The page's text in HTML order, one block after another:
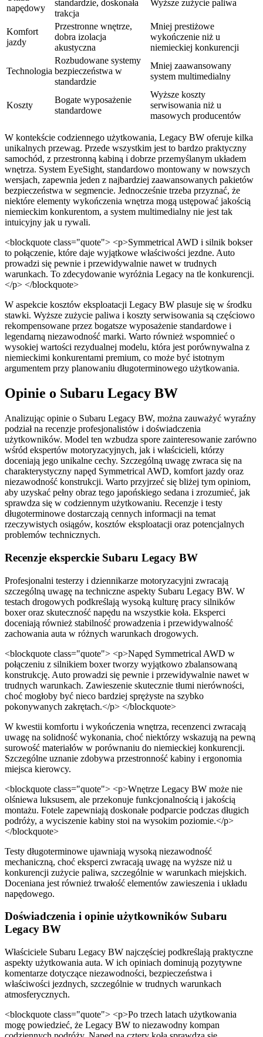
napędowy
standardzie, doskonała
trakcja
Wyższe zużycie paliwa
Komfort
jazdy
Przestronne wnętrze,
dobra izolacja
akustyczna
Mniej prestiżowe
wykończenie niż u
niemieckiej konkurencji
Technologia
Rozbudowane systemy
bezpieczeństwa w
standardzie
Mniej zaawansowany
system multimedialny
Koszty
Bogate wyposażenie
standardowe
Wyższe koszty
serwisowania niż u
masowych producentów
W kontekście codziennego użytkowania, Legacy BW oferuje kilka
unikalnych przewag. Przede wszystkim jest to bardzo praktyczny
samochód, z przestronną kabiną i dobrze przemyślanym układem
wnętrza. System EyeSight, standardowo montowany w nowszych
wersjach, zapewnia jeden z najbardziej zaawansowanych pakietów
bezpieczeństwa w segmencie. Jednocześnie trzeba przyznać, że
niektóre elementy wykończenia wnętrza mogą ustępować jakością
niemieckim konkurentom, a system multimedialny nie jest tak
intuicyjny jak u rywali.
<blockquote class="quote"> <p>Symmetrical AWD i silnik bokser
to połączenie, które daje wyjątkowe właściwości jezdne. Auto
prowadzi się pewnie i przewidywalnie nawet w trudnych
warunkach. To zdecydowanie wyróżnia Legacy na tle konkurencji.
</p> </blockquote>
W aspekcie kosztów eksploatacji Legacy BW plasuje się w środku
stawki. Wyższe zużycie paliwa i koszty serwisowania są częściowo
rekompensowane przez bogatsze wyposażenie standardowe i
legendarną niezawodność marki. Warto również wspomnieć o
wysokiej wartości rezydualnej modelu, która jest porównywalna z
niemieckimi konkurentami premium, co może być istotnym
argumentem przy planowaniu długoterminowego użytkowania.
Opinie o Subaru Legacy BW
Analizując opinie o Subaru Legacy BW, można zauważyć wyraźny
podział na recenzje profesjonalistów i doświadczenia
użytkowników. Model ten wzbudza spore zainteresowanie zarówno
wśród ekspertów motoryzacyjnych, jak i właścicieli, którzy
doceniają jego unikalne cechy. Szczególną uwagę zwraca się na
charakterystyczny napęd Symmetrical AWD, komfort jazdy oraz
niezawodność konstrukcji. Warto przyjrzeć się bliżej tym opiniom,
aby uzyskać pełny obraz tego japońskiego sedana i zrozumieć, jak
sprawdza się w codziennym użytkowaniu. Recenzje i testy
długoterminowe dostarczają cennych informacji na temat
rzeczywistych osiągów, kosztów eksploatacji oraz potencjalnych
problemów technicznych.
Recenzje eksperckie Subaru Legacy BW
Profesjonalni testerzy i dziennikarze motoryzacyjni zwracają
szczególną uwagę na techniczne aspekty Subaru Legacy BW. W
testach drogowych podkreślają wysoką kulturę pracy silników
boxer oraz skuteczność napędu na wszystkie koła. Eksperci
doceniają również stabilność prowadzenia i przewidywalność
zachowania auta w różnych warunkach drogowych.
<blockquote class="quote"> <p>Napęd Symmetrical AWD w
połączeniu z silnikiem boxer tworzy wyjątkowo zbalansowaną
konstrukcję. Auto prowadzi się pewnie i przewidywalnie nawet w
trudnych warunkach. Zawieszenie skutecznie tłumi nierówności,
choć mogłoby być nieco bardziej sprężyste na szybko
pokonywanych zakrętach.</p> </blockquote>
W kwestii komfortu i wykończenia wnętrza, recenzenci zwracają
uwagę na solidność wykonania, choć niektórzy wskazują na pewną
surowość materiałów w porównaniu do niemieckiej konkurencji.
Szczególne uznanie zdobywa przestronność kabiny i ergonomia
miejsca kierowcy.
<blockquote class="quote"> <p>Wnętrze Legacy BW może nie
olśniewa luksusem, ale przekonuje funkcjonalnością i jakością
montażu. Fotele zapewniają doskonałe podparcie podczas długich
podróży, a wyciszenie kabiny stoi na wysokim poziomie.</p>
</blockquote>
Testy długoterminowe ujawniają wysoką niezawodność
mechaniczną, choć eksperci zwracają uwagę na wyższe niż u
konkurencji zużycie paliwa, szczególnie w warunkach miejskich.
Doceniana jest również trwałość elementów zawieszenia i układu
napędowego.
Doświadczenia i opinie użytkowników Subaru
Legacy BW
Właściciele Subaru Legacy BW najczęściej podkreślają praktyczne
aspekty użytkowania auta. W ich opiniach dominują pozytywne
komentarze dotyczące niezawodności, bezpieczeństwa i
właściwości jezdnych, szczególnie w trudnych warunkach
atmosferycznych.
<blockquote class="quote"> <p>Po trzech latach użytkowania
mogę powiedzieć, że Legacy BW to niezawodny kompan